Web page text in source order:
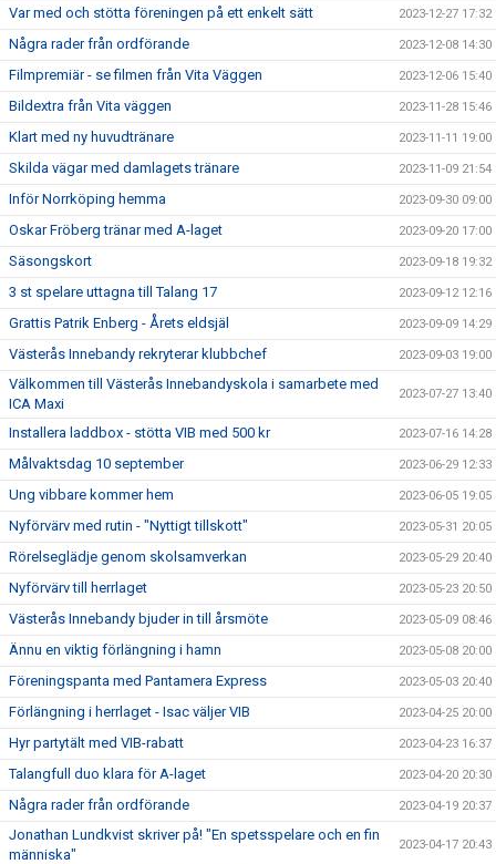
Var med och stötta föreningen på ett enkelt sätt 2023-12-27 17:32
Några rader från ordförande 2023-12-08 14:30
Filmpremiär - se filmen från Vita Väggen 2023-12-06 15:40
Bildextra från Vita väggen 2023-11-28 15:46
Klart med ny huvudtränare 2023-11-11 19:00
Skilda vägar med damlagets tränare 2023-11-09 21:54
Inför Norrköping hemma 2023-09-30 09:00
Oskar Fröberg tränar med A-laget 2023-09-20 17:00
Säsongskort 2023-09-18 19:32
3 st spelare uttagna till Talang 17 2023-09-12 12:16
Grattis Patrik Enberg - Årets eldsjäl 2023-09-09 14:29
Västerås Innebandy rekryterar klubbchef 2023-09-03 19:00
Välkommen till Västerås Innebandyskola i samarbete med
ICA Maxi
2023-07-27 13:40
Installera laddbox - stötta VIB med 500 kr 2023-07-16 14:28
Målvaktsdag 10 september 2023-06-29 12:33
Ung vibbare kommer hem 2023-06-05 19:05
Nyförvärv med rutin - "Nyttigt tillskott" 2023-05-31 20:05
Rörelseglädje genom skolsamverkan 2023-05-29 20:40
Nyförvärv till herrlaget 2023-05-23 20:50
Västerås Innebandy bjuder in till årsmöte 2023-05-09 08:46
Ännu en viktig förlängning i hamn 2023-05-08 20:00
Föreningspanta med Pantamera Express 2023-05-03 20:40
Förlängning i herrlaget - Isac väljer VIB 2023-04-25 20:00
Hyr partytält med VIB-rabatt 2023-04-23 16:37
Talangfull duo klara för A-laget 2023-04-20 20:30
Några rader från ordförande 2023-04-19 20:37
Jonathan Lundkvist skriver på! "En spetsspelare och en fin
människa"
2023-04-17 20:43